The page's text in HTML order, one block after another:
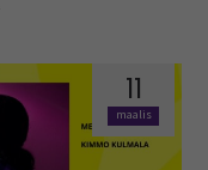
11
maalis